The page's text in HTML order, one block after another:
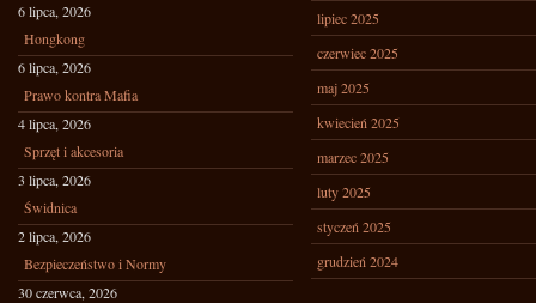
6 lipca, 2026
Hongkong
6 lipca, 2026
Prawo kontra Mafia
4 lipca, 2026
Sprzęt i akcesoria
3 lipca, 2026
Świdnica
2 lipca, 2026
Bezpieczeństwo i Normy
30 czerwca, 2026
lipiec 2025
czerwiec 2025
maj 2025
kwiecień 2025
marzec 2025
luty 2025
styczeń 2025
grudzień 2024